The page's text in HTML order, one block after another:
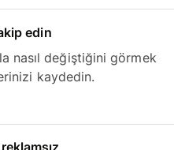
edin
nasıl değiştiğini görmek
kaydedin.